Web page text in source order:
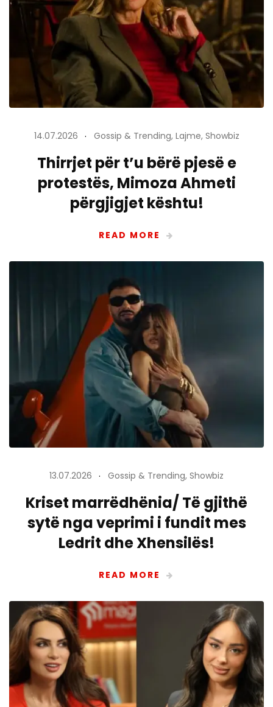
14.07.2026 Gossip & Trending, Lajme, Showbiz
Thirrjet për t’u bërë pjesë e
protestës, Mimoza Ahmeti
përgjigjet kështu!
READ MORE
13.07.2026 Gossip & Trending, Showbiz
Kriset marrëdhënia/ Të gjithë
sytë nga veprimi i fundit mes
Ledrit dhe Xhensilës!
READ MORE